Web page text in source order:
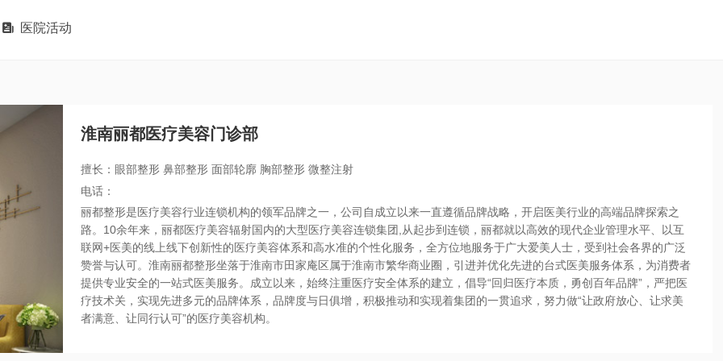
 医院活动
淮南丽都医疗美容门诊部
擅长：眼部整形 鼻部整形 面部轮廓 胸部整形 微整注射
电话：
丽都整形是医疗美容行业连锁机构的领军品牌之一，公司自成立以来一直遵循品牌战略，开启医美行业的高端品牌探索之
路。10余年来，丽都医疗美容辐射国内的大型医疗美容连锁集团,从起步到连锁，丽都就以高效的现代企业管理水平、以互
联网+医美的线上线下创新性的医疗美容体系和高水准的个性化服务，全方位地服务于广大爱美人士，受到社会各界的广泛
赞誉与认可。淮南丽都整形坐落于淮南市田家庵区属于淮南市繁华商业圈，引进并优化先进的台式医美服务体系，为消费者
提供专业安全的一站式医美服务。成立以来，始终注重医疗安全体系的建立，倡导“回归医疗本质，勇创百年品牌”，严把医
疗技术关，实现先进多元的品牌体系，品牌度与日俱增，积极推动和实现着集团的一贯追求，努力做“让政府放心、让求美
者满意、让同行认可”的医疗美容机构。